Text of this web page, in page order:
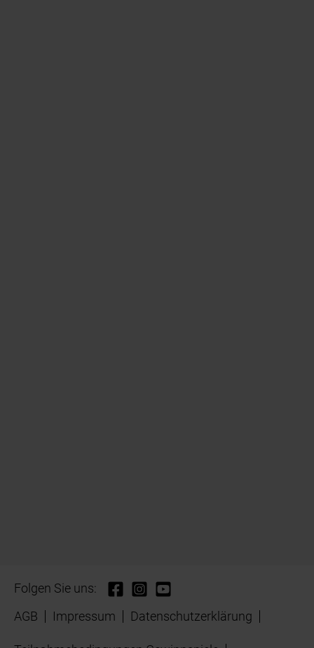
Folgen Sie uns:
AGB
Impressum Datenschutzerklärung